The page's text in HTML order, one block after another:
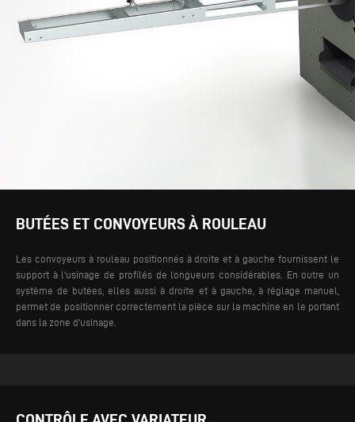
BUTÉES ET CONVOYEURS À ROULEAU
Les convoyeurs à rouleau positionnés à droite et à gauche fournissent le
support à l'usinage de profilés de longueurs considérables. En outre un
système de butées, elles aussi à droite et à gauche, à réglage manuel,
permet de positionner correctement la pièce sur la machine en le portant
dans la zone d'usinage.